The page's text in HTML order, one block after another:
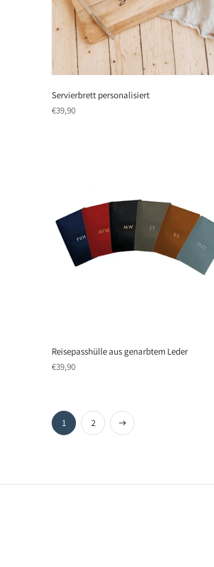
Servierbrett personalisiert
regulärer
€39,90
Reisepasshülle aus genarbtem Leder
regulärer
€39,90
1 2 nächste